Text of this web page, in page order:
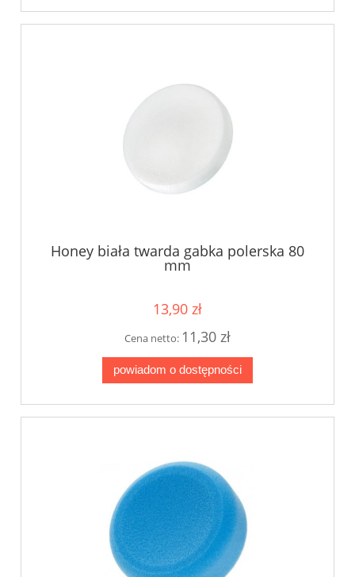
Honey biała twarda gabka polerska 80
mm
13,90 zł
Cena netto: 11,30 zł
powiadom o dostępności